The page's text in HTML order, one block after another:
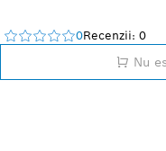
0Recenzii: 0
Nu